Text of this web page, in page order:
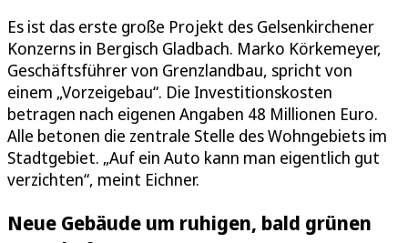
Es ist das erste große Projekt des Gelsenkirchener
Konzerns in Bergisch Gladbach. Marko Körkemeyer,
Geschäftsführer von Grenzlandbau, spricht von
einem „Vorzeigebau“. Die Investitionskosten
betragen nach eigenen Angaben 48 Millionen Euro.
Alle betonen die zentrale Stelle des Wohngebiets im
Stadtgebiet. „Auf ein Auto kann man eigentlich gut
verzichten“, meint Eichner.
Neue Gebäude um ruhigen, bald grünen